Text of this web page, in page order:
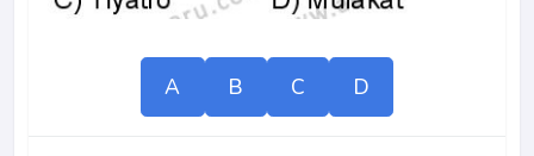
A B C D